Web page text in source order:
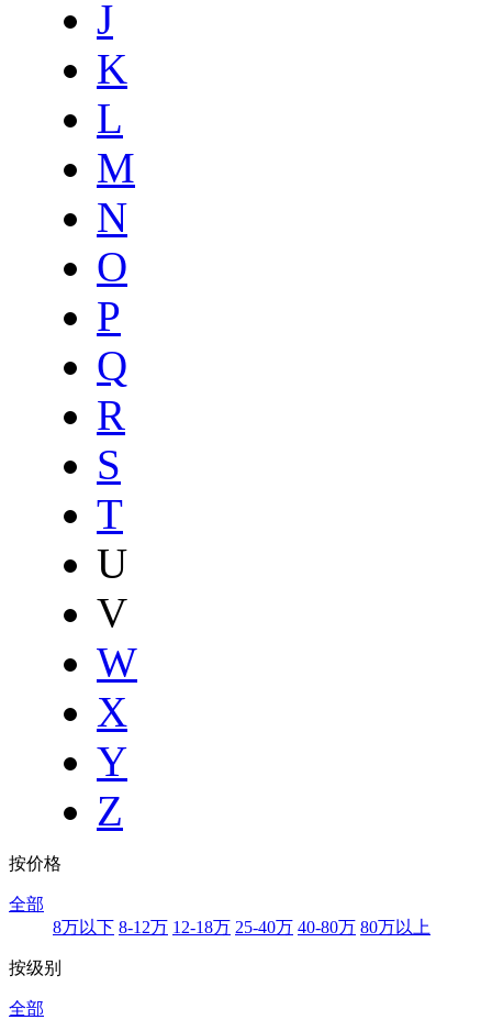
J
K
L
M
N
O
P
Q
R
S
T
U
V
W
X
Y
Z
按价格
全部
8万以下 8-12万 12-18万 25-40万 40-80万 80万以上
按级别
全部